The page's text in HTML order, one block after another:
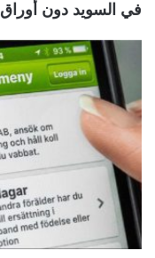
في السويد دون أوراق